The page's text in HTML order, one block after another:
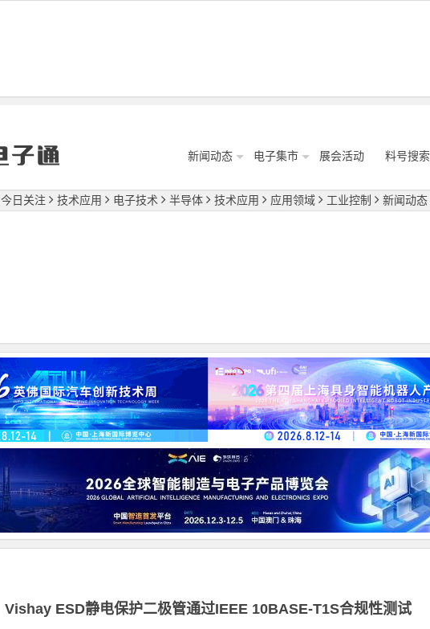
新闻动态 电子集市 展会活动 料号搜索
今日关注 技术应用 电子技术 半导体 技术应用 应用领域 工业控制 新闻动态
Vishay ESD静电保护二极管通过IEEE 10BASE-T1S合规性测试